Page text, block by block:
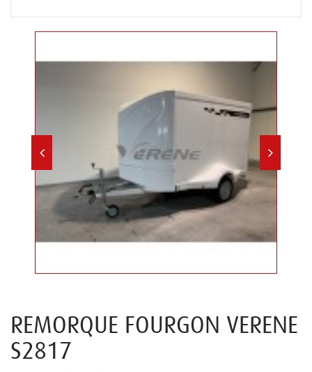
REMORQUE FOURGON VERENE
S2817